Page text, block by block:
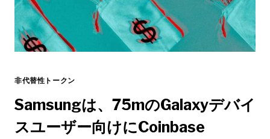
非代替性トークン
Samsungは、75mのGalaxyデバイ
スユーザー向けにCoinbase